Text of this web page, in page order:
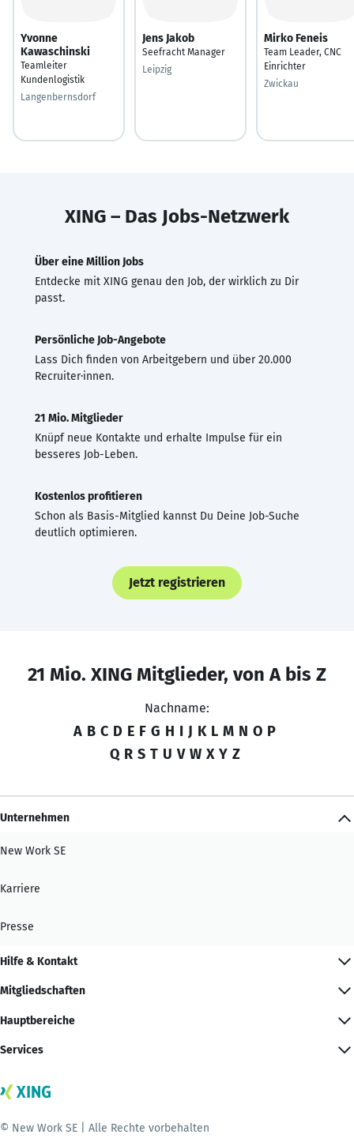
Yvonne
Kawaschinski
Teamleiter
Kundenlogistik
Langenbernsdorf
Jens Jakob
Seefracht Manager
Leipzig
Mirko Feneis
Team Leader, CNC
Einrichter
Zwickau
XING – Das Jobs-Netzwerk
Über eine Million Jobs
Entdecke mit XING genau den Job, der wirklich zu Dir
passt.
Persönliche Job-Angebote
Lass Dich finden von Arbeitgebern und über 20.000
Recruiter·innen.
21 Mio. Mitglieder
Knüpf neue Kontakte und erhalte Impulse für ein
besseres Job-Leben.
Kostenlos profitieren
Schon als Basis-Mitglied kannst Du Deine Job-Suche
deutlich optimieren.
Jetzt registrieren
21 Mio. XING Mitglieder, von A bis Z
Nachname:
A B C D E F G H I J K L M N O P
Q R S T U V W X Y Z
Unternehmen
New Work SE
Karriere
Presse
Hilfe & Kontakt
Mitgliedschaften
Hauptbereiche
Services
© New Work SE | Alle Rechte vorbehalten